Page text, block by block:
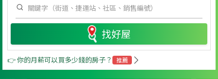
找好屋
👉 你的月薪可以買多少錢的房子？ 推薦